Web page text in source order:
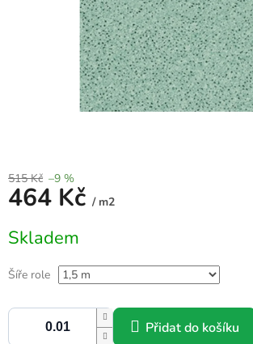
515 Kč –9 %
464 Kč / m2
cena:
Skladem
Šíře role
Přidat do košíku